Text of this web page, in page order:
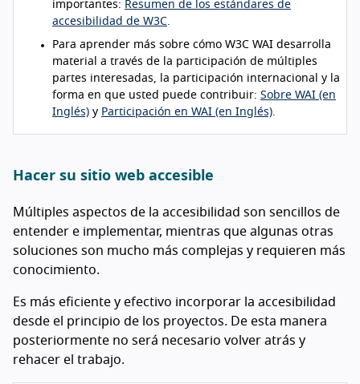
importantes: Resumen de los estándares de
accesibilidad de W3C
Para aprender más sobre cómo W3C WAI desarrolla
material a través de la participación de múltiples
partes interesadas, la participación internacional y la
forma en que usted puede contribuir: Sobre WAI (en
Inglés) y Participación en WAI (en Inglés)
Hacer su sitio web accesible
Múltiples aspectos de la accesibilidad son sencillos de
entender e implementar, mientras que algunas otras
soluciones son mucho más complejas y requieren más
conocimiento.
Es más eficiente y efectivo incorporar la accesibilidad
desde el principio de los proyectos. De esta manera
posteriormente no será necesario volver atrás y
rehacer el trabajo.